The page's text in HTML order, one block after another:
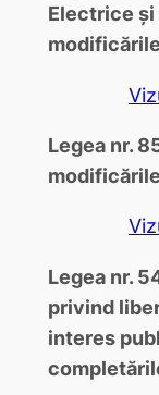
Electrice şi
Legea nr.
Legea nr.
privind
interes